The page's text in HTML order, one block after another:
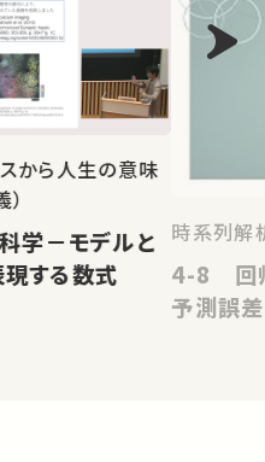
から人生の意味
現する数式
時系列解
4-8 回
予測誤差